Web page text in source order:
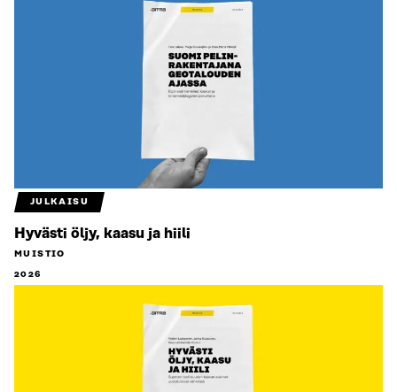
JULKAISU
Hyvästi öljy, kaasu ja hiili
MUISTIO
2026